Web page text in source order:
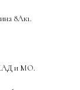
8Ак1.
и МО.